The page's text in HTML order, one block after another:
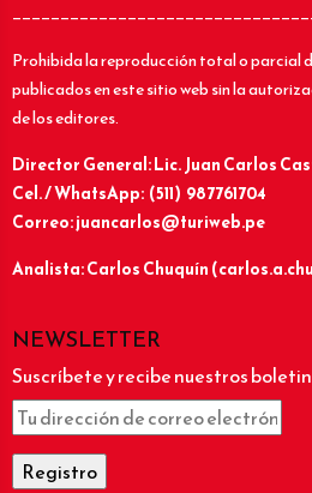
Prohibida la reproducción total o parcial
publicados en este sitio web sin la
de los editores.
Director General: Lic.Juan Carlos
Cel. / WhatsApp: (511) 987761704
Correo: juancarlos@turiweb.pe
Analista: Carlos Chuquín
NEWSLETTER
Suscríbete y recibe nuestros